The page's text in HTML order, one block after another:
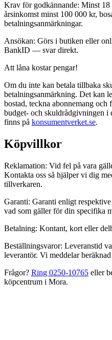
Krav för godkännande: Minst 18
årsinkomst minst 100 000 kr,
betalningsanmärkningar.
Ansökan: Görs i butiken eller
BankID — svar direkt.
Att låna kostar pengar!
Om du inte kan betala tillbaka
betalningsanmärkning. Det kan
bostad, teckna abonnemang
budget- och skuldrådgivningen
finns på konsumentverket.se.
Köpvillkor
Reklamation: Vid fel på vara
Kontakta oss så hjälper vi dig
tillverkaren.
Garanti: Garanti enligt
vad som gäller för din specifika
Betalning: Kontant, kort eller
Beställningsvaror: Leveranstid
leverantör. Vi meddelar
Frågor? Ring 0250-10765 eller
köpcentrum i Mora.